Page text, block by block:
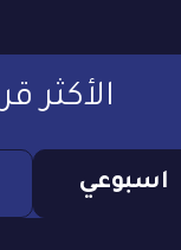
الأكثر
اسبوعي